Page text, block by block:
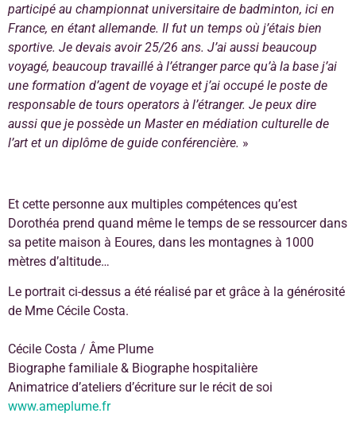
participé au championnat universitaire de badminton, ici en
France, en étant allemande. Il fut un temps où j’étais bien
sportive. Je devais avoir 25/26 ans. J’ai aussi beaucoup
voyagé, beaucoup travaillé à l’étranger parce qu’à la base j’ai
une formation d’agent de voyage et j’ai occupé le poste de
responsable de tours operators à l’étranger. Je peux dire
aussi que je possède un Master en médiation culturelle de
l’art et un diplôme de guide conférencière. »
Et cette personne aux multiples compétences qu’est
Dorothéa prend quand même le temps de se ressourcer dans
sa petite maison à Eoures, dans les montagnes à 1000
mètres d’altitude…
Le portrait ci-dessus a été réalisé par et grâce à la générosité
de Mme Cécile Costa.
Cécile Costa / Âme Plume
Biographe familiale & Biographe hospitalière
Animatrice d’ateliers d’écriture sur le récit de soi
www.ameplume.fr